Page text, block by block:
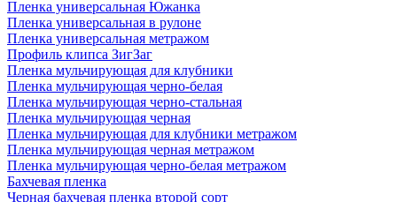
Пленка универсальная Южанка
Пленка универсальная в рулоне
Пленка универсальная метражом
Профиль клипса ЗигЗаг
Пленка мульчирующая для клубники
Пленка мульчирующая черно-белая
Пленка мульчирующая черно-стальная
Пленка мульчирующая черная
Пленка мульчирующая для клубники метражом
Пленка мульчирующая черная метражом
Пленка мульчирующая черно-белая метражом
Бахчевая пленка
Черная бахчевая пленка второй сорт